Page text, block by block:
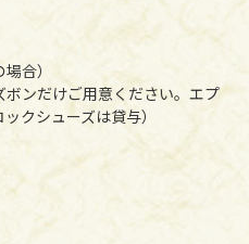
合）
ンだけご用意ください。エプ
クシューズは貸与）